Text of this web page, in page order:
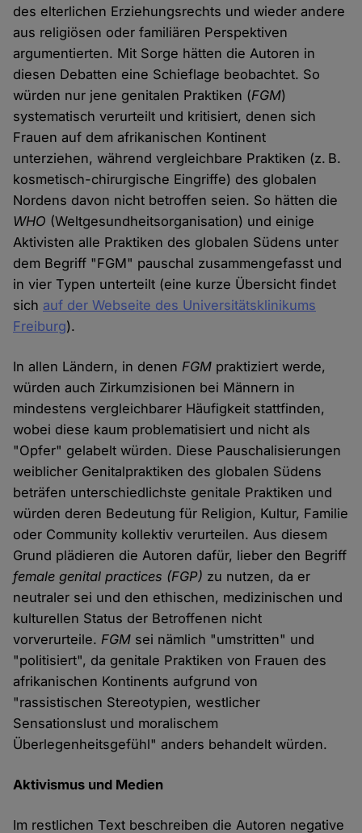
des elterlichen Erziehungsrechts und wieder andere
aus religiösen oder familiären Perspektiven
argumentierten. Mit Sorge hätten die Autoren in
diesen Debatten eine Schieflage beobachtet. So
würden nur jene genitalen Praktiken (FGM)
systematisch verurteilt und kritisiert, denen sich
Frauen auf dem afrikanischen Kontinent
unterziehen, während vergleichbare Praktiken (z. B.
kosmetisch-chirurgische Eingriffe) des globalen
Nordens davon nicht betroffen seien. So hätten die
WHO (Weltgesundheitsorganisation) und einige
Aktivisten alle Praktiken des globalen Südens unter
dem Begriff "FGM" pauschal zusammengefasst und
in vier Typen unterteilt (eine kurze Übersicht findet
sich auf der Webseite des Universitätsklinikums
Freiburg).
In allen Ländern, in denenFGM praktiziert werde,
würden auch Zirkumzisionen bei Männern in
mindestens vergleichbarer Häufigkeit stattfinden,
wobei diese kaum problematisiert und nicht als
"Opfer" gelabelt würden. Diese Pauschalisierungen
weiblicher Genitalpraktiken des globalen Südens
beträfen unterschiedlichste genitale Praktiken und
würden deren Bedeutung für Religion, Kultur, Familie
oder Community kollektiv verurteilen. Aus diesem
Grund plädieren die Autoren dafür, lieber den Begriff
female genital practices (FGP) zu nutzen, da er
neutraler sei und den ethischen, medizinischen und
kulturellen Status der Betroffenen nicht
vorverurteile.FGM sei nämlich "umstritten" und
"politisiert", da genitale Praktiken von Frauen des
afrikanischen Kontinents aufgrund von
"rassistischen Stereotypien, westlicher
Sensationslust und moralischem
Überlegenheitsgefühl" anders behandelt würden.
Aktivismus und Medien
Im restlichen Text beschreiben die Autoren negative